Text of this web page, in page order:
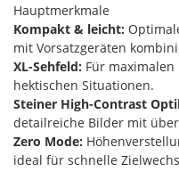
Hauptmerkmale
Kompakt & leicht:
mit Vorsatzgeräten
XL-Sehfeld: Für
hektischen Situationen.
Steiner High-Contrast
detailreiche Bilder mit
Zero Mode:
ideal für schnelle